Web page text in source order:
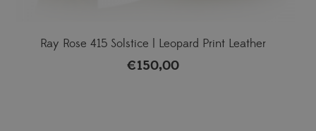
Ray Rose 415 Solstice | Leopard Print Leather
€150,00